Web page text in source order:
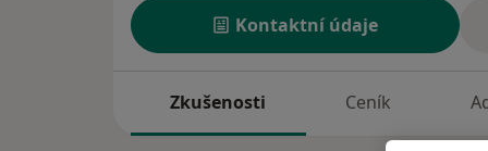
Kontaktní údaje
Zkušenosti Ceník